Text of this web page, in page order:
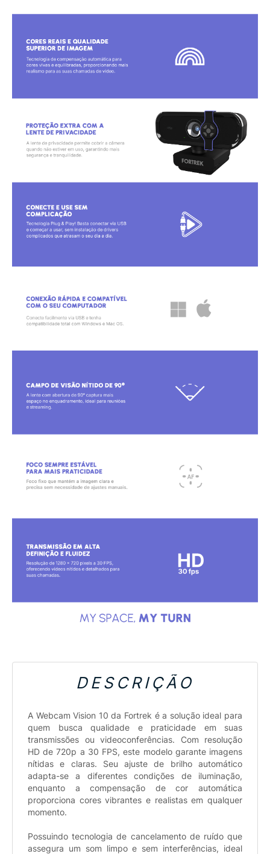
DESCRIÇÃO
A Webcam Vision 10 da Fortrek é a solução ideal para
quem busca qualidade e praticidade em suas
transmissões ou videoconferências. Com resolução
HD de 720p a 30 FPS, este modelo garante imagens
nítidas e claras. Seu ajuste de brilho automático
adapta-se a diferentes condições de iluminação,
enquanto a compensação de cor automática
proporciona cores vibrantes e realistas em qualquer
momento.
Possuindo tecnologia de cancelamento de ruído que
assegura um som limpo e sem interferências, ideal